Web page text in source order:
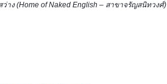
าง (Home of Naked English – สาขาจรัญสนิทวงศ์)